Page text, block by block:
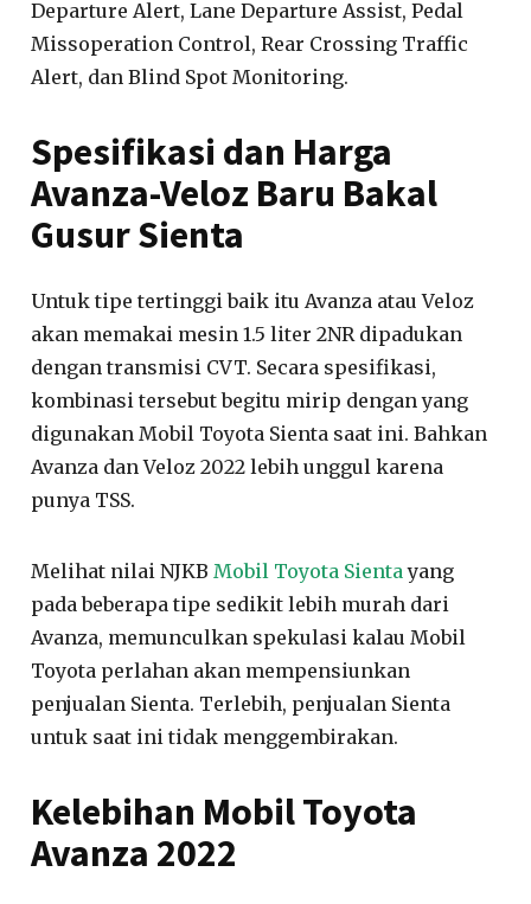
Departure Alert, Lane Departure Assist, Pedal
Missoperation Control, Rear Crossing Traffic
Alert, dan Blind Spot Monitoring.
Spesifikasi dan Harga
Avanza-Veloz Baru Bakal
Gusur Sienta
Untuk tipe tertinggi baik itu Avanza atau Veloz
akan memakai mesin 1.5 liter 2NR dipadukan
dengan transmisi CVT. Secara spesifikasi,
kombinasi tersebut begitu mirip dengan yang
digunakan Mobil Toyota Sienta saat ini. Bahkan
Avanza dan Veloz 2022 lebih unggul karena
punya TSS.
Melihat nilai NJKBMobil Toyota Sientayang
pada beberapa tipe sedikit lebih murah dari
Avanza, memunculkan spekulasi kalau Mobil
Toyota perlahan akan mempensiunkan
penjualan Sienta. Terlebih, penjualan Sienta
untuk saat ini tidak menggembirakan.
Kelebihan Mobil Toyota
Avanza 2022